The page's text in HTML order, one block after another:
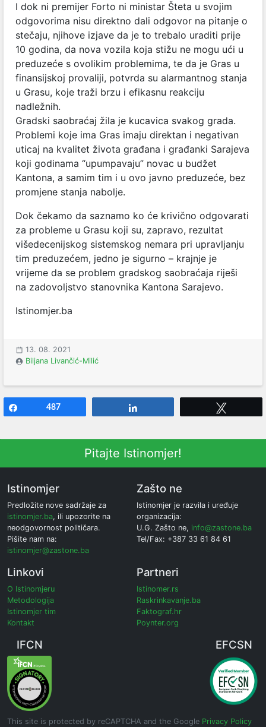
I dok ni premijer Forto ni ministar Šteta u svojim
odgovorima nisu direktno dali odgovor na pitanje o
stečaju, njihove izjave da je to trebalo uraditi prije
10 godina, da nova vozila koja stižu ne mogu ući u
preduzeće s ovolikim problemima, te da je Gras u
finansijskoj provaliji, potvrda su alarmantnog stanja
u Grasu, koje traži brzu i efikasnu reakciju
nadležnih.
Gradski saobraćaj žila je kucavica svakog grada.
Problemi koje ima Gras imaju direktan i negativan
uticaj na kvalitet života građana i građanki Sarajeva
koji godinama “upumpavaju” novac u budžet
Kantona, a samim tim i u ovo javno preduzeće, bez
promjene stanja nabolje.
Dok čekamo da saznamo ko će krivično odgovarati
za probleme u Grasu koji su, zapravo, rezultat
višedecenijskog sistemskog nemara pri upravljanju
tim preduzećem, jedno je sigurno – krajnje je
vrijeme da se problem gradskog saobraćaja riješi
na zadovoljstvo stanovnika Kantona Sarajevo.
Istinomjer.ba
13. 08. 2021
Biljana Livančić-Milić
487
Pitajte Istinomjer!
Istinomjer
Predložite nove sadržaje za
istinomjer.ba, ili upozorite na
neodgovornost političara.
Pišite nam na:
istinomjer@zastone.ba
Zašto ne
Istinomjer je razvila i uređuje
organizacija:
U.G. Zašto ne, info@zastone.ba
Tel/Fax: +387 33 61 84 61
Linkovi
O Istinomjeru
Metodologija
Istinomjer tim
Kontakt
Partneri
Istinomer.rs
Raskrinkavanje.ba
Faktograf.hr
Poynter.org
IFCN EFCSN
This site is protected by reCAPTCHA and the Google Privacy Policy